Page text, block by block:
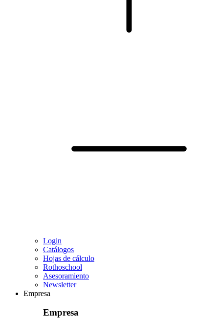
Login
Catálogos
Hojas de cálculo
Rothoschool
Asesoramiento
Newsletter
Empresa
Empresa